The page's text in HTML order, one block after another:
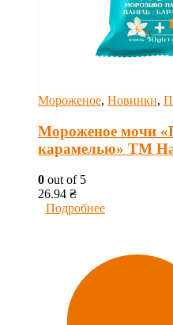
Мороженое, Новинки,
Мороженое мочи
карамелью» ТМ
0 out of 5
26.94 ₴
Подробнее